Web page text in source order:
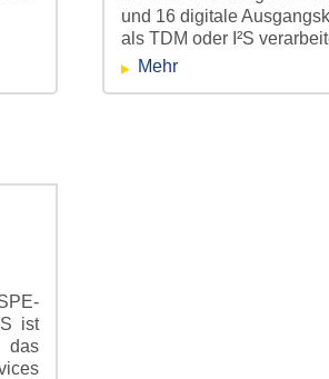
Auftrag
und 16 digitale
als TDM oder I²S
Mehr
ist
das